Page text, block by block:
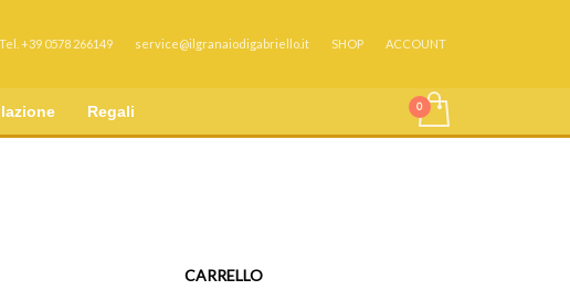
Tel. +39 0578 266149 service@ilgranaiodigabriello.it SHOP ACCOUNT
Regali
CARRELLO